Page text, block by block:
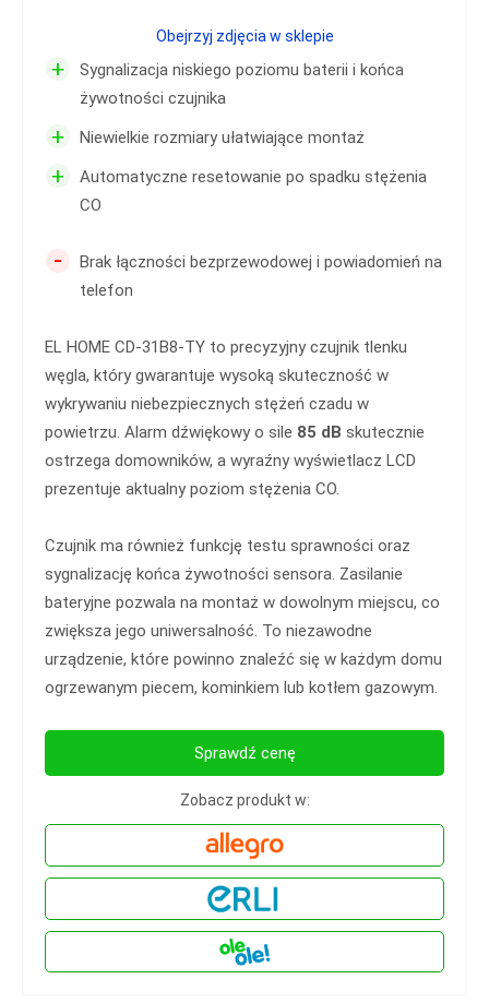
+
Sygnalizacja niskiego poziomu baterii i końca
żywotności czujnika
+ Niewielkie rozmiary ułatwiające montaż
+
Automatyczne resetowanie po spadku stężenia
CO
-
Brak łączności bezprzewodowej i powiadomień na
telefon
EL HOME CD-31B8-TY to precyzyjny czujnik tlenku
węgla, który gwarantuje wysoką skuteczność w
wykrywaniu niebezpiecznych stężeń czadu w
powietrzu. Alarm dźwiękowy o sile 85 dB skutecznie
ostrzega domowników, a wyraźny wyświetlacz LCD
prezentuje aktualny poziom stężenia CO.
Czujnik ma również funkcję testu sprawności oraz
sygnalizację końca żywotności sensora. Zasilanie
bateryjne pozwala na montaż w dowolnym miejscu, co
zwiększa jego uniwersalność. To niezawodne
urządzenie, które powinno znaleźć się w każdym domu
ogrzewanym piecem, kominkiem lub kotłem gazowym.
Obejrzyj zdjęcia w sklepie
Sprawdź cenę
Zobacz produkt w: